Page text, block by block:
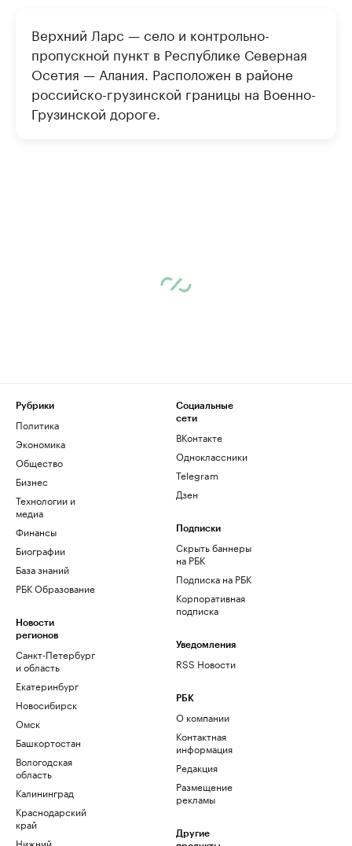
Верхний Ларс — село и контрольно-
пропускной пункт в Республике Северная
Осетия — Алания. Расположен в районе
российско-грузинской границы на Военно-
Грузинской дороге.
Рубрики
Политика
Экономика
Общество
Бизнес
Технологии и
медиа
Финансы
Биографии
База знаний
РБК Образование
Новости
регионов
Санкт-Петербург
и область
Екатеринбург
Новосибирск
Омск
Башкортостан
Вологодская
область
Калининград
Краснодарский
край
Нижний
Социальные
сети
ВКонтакте
Одноклассники
Telegram
Дзен
Подписки
Скрыть баннеры
на РБК
Подписка на РБК
Корпоративная
подписка
Уведомления
RSS Новости
РБК
О компании
Контактная
информация
Редакция
Размещение
рекламы
Другие